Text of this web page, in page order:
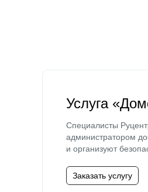
Услуга
Специалисты
администратором
и организуют
Заказать услугу